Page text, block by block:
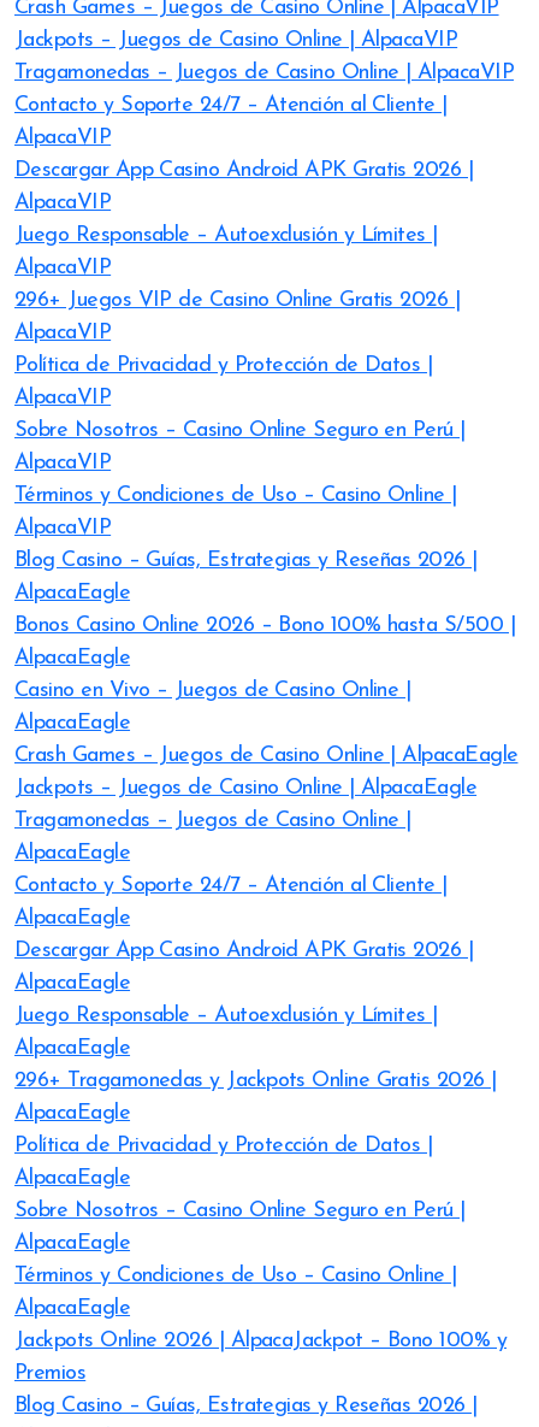
Crash Games – Juegos de Casino Online | AlpacaVIP
Jackpots – Juegos de Casino Online | AlpacaVIP
Tragamonedas – Juegos de Casino Online | AlpacaVIP
Contacto y Soporte 24/7 – Atención al Cliente |
AlpacaVIP
Descargar App Casino Android APK Gratis 2026 |
AlpacaVIP
Juego Responsable – Autoexclusión y Límites |
AlpacaVIP
296+ Juegos VIP de Casino Online Gratis 2026 |
AlpacaVIP
Política de Privacidad y Protección de Datos |
AlpacaVIP
Sobre Nosotros – Casino Online Seguro en Perú |
AlpacaVIP
Términos y Condiciones de Uso – Casino Online |
AlpacaVIP
Blog Casino – Guías, Estrategias y Reseñas 2026 |
AlpacaEagle
Bonos Casino Online 2026 – Bono 100% hasta S/500 |
AlpacaEagle
Casino en Vivo – Juegos de Casino Online |
AlpacaEagle
Crash Games – Juegos de Casino Online | AlpacaEagle
Jackpots – Juegos de Casino Online | AlpacaEagle
Tragamonedas – Juegos de Casino Online |
AlpacaEagle
Contacto y Soporte 24/7 – Atención al Cliente |
AlpacaEagle
Descargar App Casino Android APK Gratis 2026 |
AlpacaEagle
Juego Responsable – Autoexclusión y Límites |
AlpacaEagle
296+ Tragamonedas y Jackpots Online Gratis 2026 |
AlpacaEagle
Política de Privacidad y Protección de Datos |
AlpacaEagle
Sobre Nosotros – Casino Online Seguro en Perú |
AlpacaEagle
Términos y Condiciones de Uso – Casino Online |
AlpacaEagle
Jackpots Online 2026 | AlpacaJackpot – Bono 100% y
Premios
Blog Casino – Guías, Estrategias y Reseñas 2026 |